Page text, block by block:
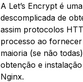
A Let’s Encrypt é
descomplicada de
assim protocolos
processo ao
maioria (se não
obtenção e
Nginx.